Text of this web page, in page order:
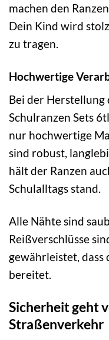
machen den
Dein Kind wird
zu tragen.
Hochwertige
Bei der Herstellung
Schulranzen Sets
nur hochwertige
sind robust,
hält der Ranzen
Schulalltags stand.
Alle Nähte sind
Reißverschlüsse
gewährleistet, dass
bereitet.
Sicherheit geht
Straßenverkehr